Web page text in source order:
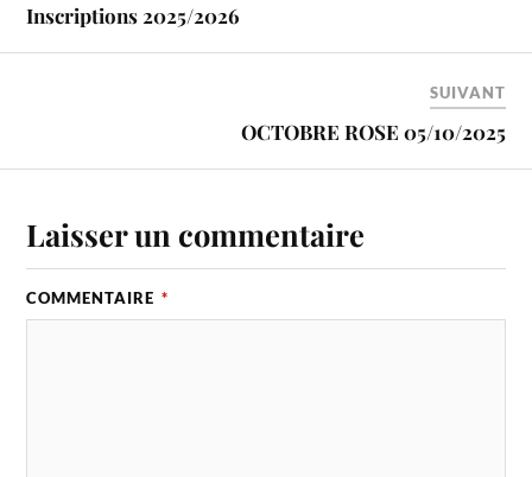
Inscriptions 2025/2026
SUIVANT
OCTOBRE ROSE 05/10/2025
Laisser un commentaire
COMMENTAIRE *